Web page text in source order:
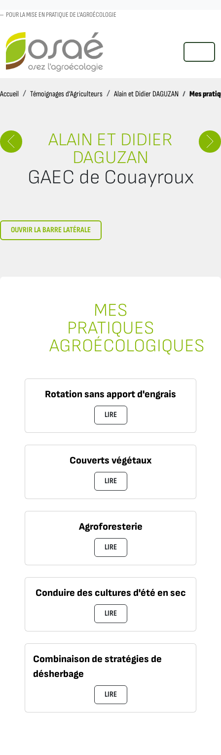
POUR LA MISE EN PRATIQUE DE L'AGROÉCOLOGIE
MENU
Accueil AccueilTémoignages d’Agriculteurs Alain et Didier DAGUZAN Mes
ALAIN ET DIDIER
DAGUZAN
GAEC de Couayroux
OUVRIR LA BARRE LATÉRALE
MES
PRATIQUES
AGROÉCOLOGIQUES
Rotation sans apport d'engrais
LIRE
Couverts végétaux
LIRE
Agroforesterie
LIRE
Conduire des cultures d'été en sec
LIRE
Combinaison de stratégies de
désherbage
LIRE